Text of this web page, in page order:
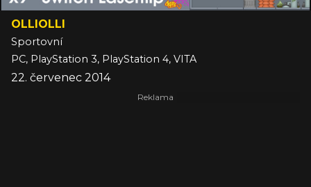
OLLIOLLI
Sportovní
PC, PlayStation 3, PlayStation 4, VITA
22. červenec 2014